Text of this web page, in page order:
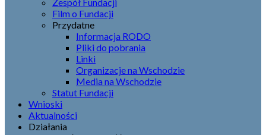
Film o Fundacji
Przydatne
Informacja RODO
Pliki do pobrania
Linki
Organizacje na Wschodzie
Media na Wschodzie
Statut Fundacji
Wnioski
Aktualności
Działania